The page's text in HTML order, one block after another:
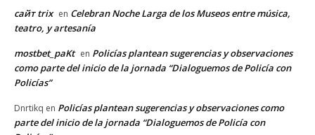
сайт trix en Celebran Noche Larga de los Museos entre música,
teatro, y artesanía
mostbet_paKt en Policías plantean sugerencias y observaciones
como parte del inicio de la jornada “Dialoguemos de Policía con
Policías”
Dnrtikq en Policías plantean sugerencias y observaciones como
parte del inicio de la jornada “Dialoguemos de Policía con